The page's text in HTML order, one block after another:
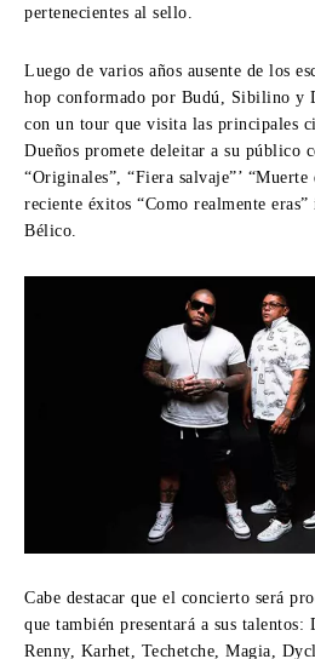
pertenecientes al sello.
Luego de varios años ausente de los
hop conformado por Budú, Sibilino y
con un tour que visita las principales
Dueños promete deleitar a su público
“Originales”, “Fiera salvaje”’ “Muerte
reciente éxitos “Como realmente
Bélico.
Cabe destacar que el concierto será
que también presentará a sus
Renny, Karhet, Techetche, Magia,